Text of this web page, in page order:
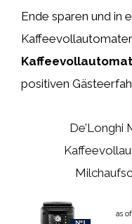
Ende sparen und in
Kaffeevollautomat
positiven
De’Longhi
as